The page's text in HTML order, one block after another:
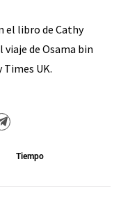
el libro de Cathy
viaje de Osama bin
Times UK.
Tiempo